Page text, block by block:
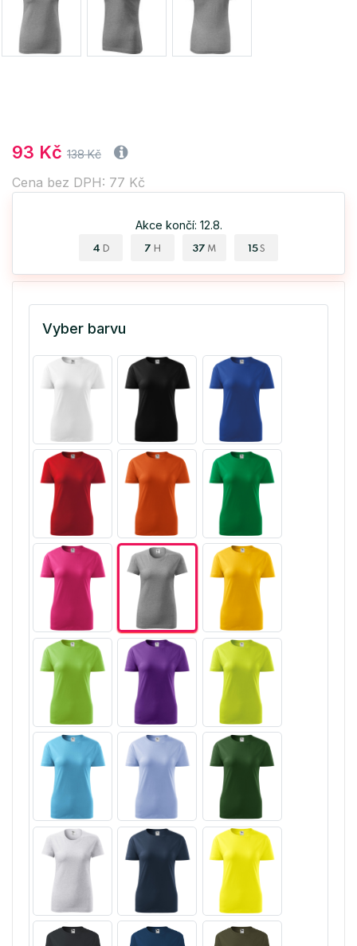
93 Kč 138 Kč
Cena bez DPH: 77 Kč
Akce končí: 12.8.
4 D 7 H 37 M 14 S
Vyber barvu